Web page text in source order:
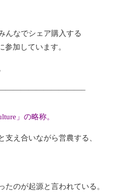
んなでシェア購入する
参加しています。
」の略称。
支え合いながら営農する、
たのが起源と言われている。